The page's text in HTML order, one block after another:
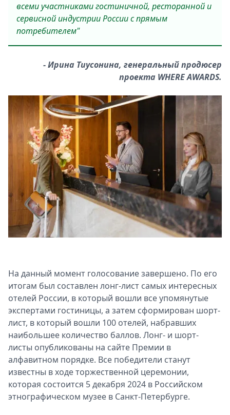
всеми участниками гостиничной, ресторанной и
сервисной индустрии России с прямым
потребителем"
- Ирина Тиусонина, генеральный продюсер
проекта WHERE AWARDS.
На данный момент голосование завершено. По его
итогам был составлен лонг-лист самых интересных
отелей России, в который вошли все упомянутые
экспертами гостиницы, а затем сформирован шорт-
лист, в который вошли 100 отелей, набравших
наибольшее количество баллов. Лонг- и шорт-
листы опубликованы на сайте Премии в
алфавитном порядке. Все победители станут
известны в ходе торжественной церемонии,
которая состоится 5 декабря 2024 в Российском
этнографическом музее в Санкт-Петербурге.